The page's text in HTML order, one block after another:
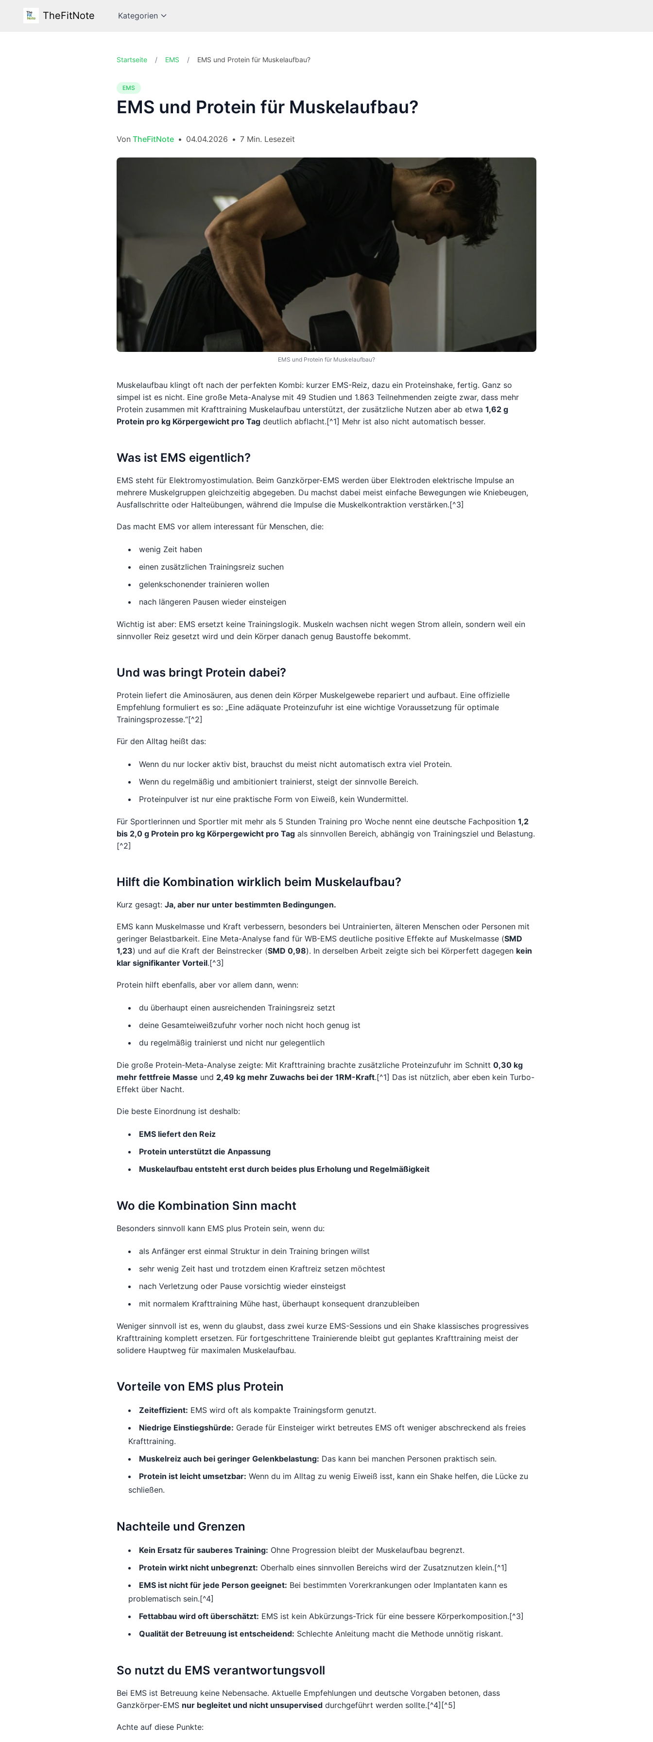
TheFitNote Kategorien
Startseite / EMS / EMS und Protein für Muskelaufbau?
EMS
EMS und Protein für Muskelaufbau?
Von TheFitNote • 04.04.2026 • 7 Min. Lesezeit
EMS und Protein für Muskelaufbau?
Muskelaufbau klingt oft nach der perfekten Kombi: kurzer EMS-Reiz, dazu ein Proteinshake, fertig. Ganz so
simpel ist es nicht. Eine große Meta-Analyse mit 49 Studien und 1.863 Teilnehmenden zeigte zwar, dass mehr
Protein zusammen mit Krafttraining Muskelaufbau unterstützt, der zusätzliche Nutzen aber ab etwa 1,62 g
Protein pro kg Körpergewicht pro Tag deutlich abflacht.[^1] Mehr ist also nicht automatisch besser.
Was ist EMS eigentlich?
EMS steht für Elektromyostimulation. Beim Ganzkörper-EMS werden über Elektroden elektrische Impulse an
mehrere Muskelgruppen gleichzeitig abgegeben. Du machst dabei meist einfache Bewegungen wie Kniebeugen,
Ausfallschritte oder Halteübungen, während die Impulse die Muskelkontraktion verstärken.[^3]
Das macht EMS vor allem interessant für Menschen, die:
wenig Zeit haben
einen zusätzlichen Trainingsreiz suchen
gelenkschonender trainieren wollen
nach längeren Pausen wieder einsteigen
Wichtig ist aber: EMS ersetzt keine Trainingslogik. Muskeln wachsen nicht wegen Strom allein, sondern weil ein
sinnvoller Reiz gesetzt wird und dein Körper danach genug Baustoffe bekommt.
Und was bringt Protein dabei?
Protein liefert die Aminosäuren, aus denen dein Körper Muskelgewebe repariert und aufbaut. Eine offizielle
Empfehlung formuliert es so: „Eine adäquate Proteinzufuhr ist eine wichtige Voraussetzung für optimale
Trainingsprozesse.“[^2]
Für den Alltag heißt das:
Wenn du nur locker aktiv bist, brauchst du meist nicht automatisch extra viel Protein.
Wenn du regelmäßig und ambitioniert trainierst, steigt der sinnvolle Bereich.
Proteinpulver ist nur eine praktische Form von Eiweiß, kein Wundermittel.
Für Sportlerinnen und Sportler mit mehr als 5 Stunden Training pro Woche nennt eine deutsche Fachposition 1,2
bis 2,0 g Protein pro kg Körpergewicht pro Tag als sinnvollen Bereich, abhängig von Trainingsziel und Belastung.
[^2]
Hilft die Kombination wirklich beim Muskelaufbau?
Kurz gesagt: Ja, aber nur unter bestimmten Bedingungen.
EMS kann Muskelmasse und Kraft verbessern, besonders bei Untrainierten, älteren Menschen oder Personen mit
geringer Belastbarkeit. Eine Meta-Analyse fand für WB-EMS deutliche positive Effekte auf Muskelmasse (SMD
1,23) und auf die Kraft der Beinstrecker (SMD 0,98). In derselben Arbeit zeigte sich bei Körperfett dagegen kein
klar signifikanter Vorteil.[^3]
Protein hilft ebenfalls, aber vor allem dann, wenn:
du überhaupt einen ausreichenden Trainingsreiz setzt
deine Gesamteiweißzufuhr vorher noch nicht hoch genug ist
du regelmäßig trainierst und nicht nur gelegentlich
Die große Protein-Meta-Analyse zeigte: Mit Krafttraining brachte zusätzliche Proteinzufuhr im Schnitt 0,30 kg
mehr fettfreie Masse und 2,49 kg mehr Zuwachs bei der 1RM-Kraft.[^1] Das ist nützlich, aber eben kein Turbo-
Effekt über Nacht.
Die beste Einordnung ist deshalb:
EMS liefert den Reiz
Protein unterstützt die Anpassung
Muskelaufbau entsteht erst durch beides plus Erholung und Regelmäßigkeit
Wo die Kombination Sinn macht
Besonders sinnvoll kann EMS plus Protein sein, wenn du:
als Anfänger erst einmal Struktur in dein Training bringen willst
sehr wenig Zeit hast und trotzdem einen Kraftreiz setzen möchtest
nach Verletzung oder Pause vorsichtig wieder einsteigst
mit normalem Krafttraining Mühe hast, überhaupt konsequent dranzubleiben
Weniger sinnvoll ist es, wenn du glaubst, dass zwei kurze EMS-Sessions und ein Shake klassisches progressives
Krafttraining komplett ersetzen. Für fortgeschrittene Trainierende bleibt gut geplantes Krafttraining meist der
solidere Hauptweg für maximalen Muskelaufbau.
Vorteile von EMS plus Protein
Zeiteffizient: EMS wird oft als kompakte Trainingsform genutzt.
Niedrige Einstiegshürde: Gerade für Einsteiger wirkt betreutes EMS oft weniger abschreckend als freies
Krafttraining.
Muskelreiz auch bei geringer Gelenkbelastung: Das kann bei manchen Personen praktisch sein.
Protein ist leicht umsetzbar: Wenn du im Alltag zu wenig Eiweiß isst, kann ein Shake helfen, die Lücke zu
schließen.
Nachteile und Grenzen
Kein Ersatz für sauberes Training: Ohne Progression bleibt der Muskelaufbau begrenzt.
Protein wirkt nicht unbegrenzt: Oberhalb eines sinnvollen Bereichs wird der Zusatznutzen klein.[^1]
EMS ist nicht für jede Person geeignet: Bei bestimmten Vorerkrankungen oder Implantaten kann es
problematisch sein.[^4]
Fettabbau wird oft überschätzt: EMS ist kein Abkürzungs-Trick für eine bessere Körperkomposition.[^3]
Qualität der Betreuung ist entscheidend: Schlechte Anleitung macht die Methode unnötig riskant.
So nutzt du EMS verantwortungsvoll
Bei EMS ist Betreuung keine Nebensache. Aktuelle Empfehlungen und deutsche Vorgaben betonen, dass
Ganzkörper-EMS nur begleitet und nicht unsupervised durchgeführt werden sollte.[^4][^5]
Achte auf diese Punkte: